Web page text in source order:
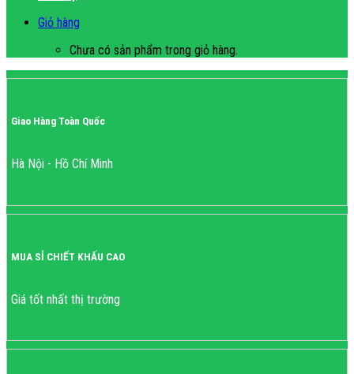
Giỏ hàng
Chưa có sản phẩm trong giỏ hàng.
Giao Hàng Toàn Quốc
Hà Nội - Hồ Chí Minh
MUA SỈ CHIẾT KHẤU CAO
Giá tốt nhất thị trường